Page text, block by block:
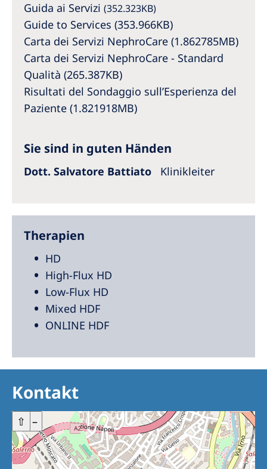
United States of America
NephroCare International
Global Website
Guida ai Servizi (352.323KB)
Guide to Services (353.966KB)
Carta dei Servizi NephroCare (1.862785MB)
Carta dei Servizi NephroCare - Standard
Qualità (265.387KB)
Risultati del Sondaggio sull’Esperienza del
Paziente (1.821918MB)
Sie sind in guten Händen
Dott. Salvatore Battiato Klinikleiter
Therapien
HD
High-Flux HD
Low-Flux HD
Mixed HDF
ONLINE HDF
Kontakt
+ –
⇧